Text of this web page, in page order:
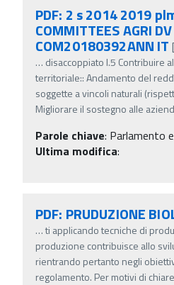
PDF: 2 s 2014 2019
COMMITTEES AGRI
COM20180392ANN IT
… disaccoppiato I.5 Contribuire
territoriale:: Andamento del
soggette a vincoli naturali
Migliorare il sostegno alle
Parole chiave: Parlamento
Ultima modifica:
PDF: PRUDUZIONE
…ti applicando tecniche di
produzione contribuisce allo
rientrando pertanto negli
regolamento. Per motivi di